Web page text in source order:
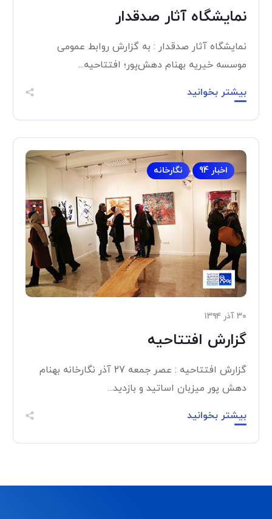
نمایشگاه آثار صدقدار
نمایشگاه آثار صدقدار : به گزارش روابط عمومی
موسسه خیریه بهنام دهش‌پور؛ افتتاحیه...
بیشتر بخوانید
اخبار 94 نگارخانه
۳۰ آذر ۱۳۹۴
گزارش افتتاحیه
گزارش افتتاحیه : عصر جمعه 27 آذر نگارخانه بهنام
دهش پور میزبان اساتید و بازدید...
بیشتر بخوانید